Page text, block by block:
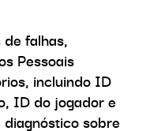
falhas,
Pessoais
incluindo ID
ID do jogador e
sobre